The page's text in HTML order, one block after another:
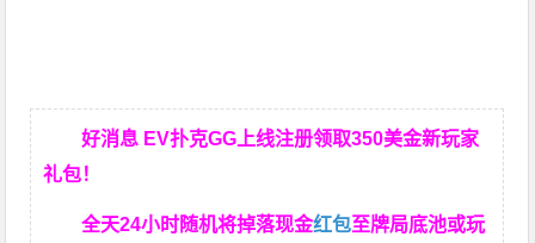
好消息 EV扑克GG上线注册领取350美金新玩家
礼包！
全天24小时随机将掉落现金红包至牌局底池或玩